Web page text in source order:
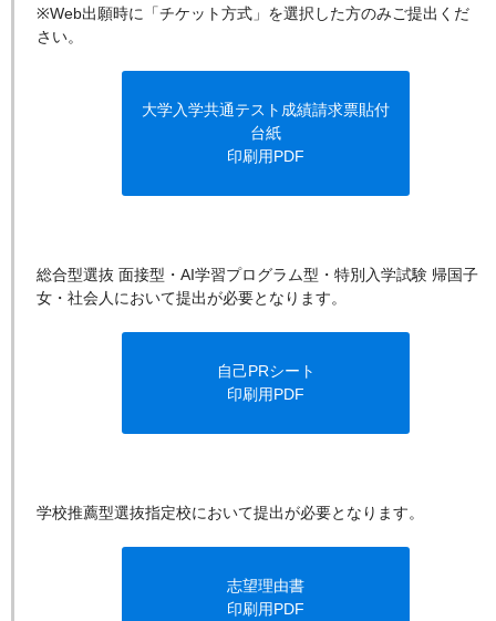
※Web出願時に「チケット方式」を選択した方のみご提出くだ
さい。
大学入学共通テスト成績請求票貼付
台紙
印刷用PDF
総合型選抜 面接型・AI学習プログラム型・特別入学試験 帰国子
女・社会人において提出が必要となります。
自己PRシート
印刷用PDF
学校推薦型選抜指定校において提出が必要となります。
志望理由書
印刷用PDF